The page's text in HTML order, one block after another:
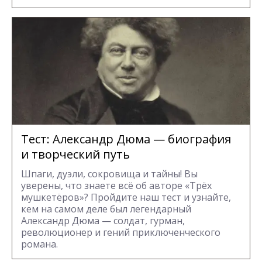
Тест: Александр Дюма — биография
и творческий путь
Шпаги, дуэли, сокровища и тайны! Вы
уверены, что знаете всё об авторе «Трёх
мушкетёров»? Пройдите наш тест и узнайте,
кем на самом деле был легендарный
Александр Дюма — солдат, гурман,
революционер и гений приключенческого
романа.